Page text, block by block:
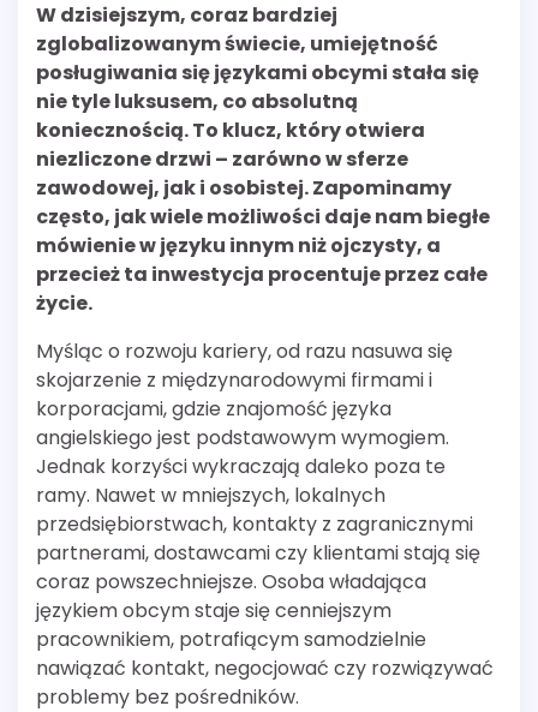
W dzisiejszym, coraz bardziej
zglobalizowanym świecie, umiejętność
posługiwania się językami obcymi stała się
nie tyle luksusem, co absolutną
koniecznością. To klucz, który otwiera
niezliczone drzwi – zarówno w sferze
zawodowej, jak i osobistej. Zapominamy
często, jak wiele możliwości daje nam biegłe
mówienie w języku innym niż ojczysty, a
przecież ta inwestycja procentuje przez całe
życie.
Myśląc o rozwoju kariery, od razu nasuwa się
skojarzenie z międzynarodowymi firmami i
korporacjami, gdzie znajomość języka
angielskiego jest podstawowym wymogiem.
Jednak korzyści wykraczają daleko poza te
ramy. Nawet w mniejszych, lokalnych
przedsiębiorstwach, kontakty z zagranicznymi
partnerami, dostawcami czy klientami stają się
coraz powszechniejsze. Osoba władająca
językiem obcym staje się cenniejszym
pracownikiem, potrafiącym samodzielnie
nawiązać kontakt, negocjować czy rozwiązywać
problemy bez pośredników.